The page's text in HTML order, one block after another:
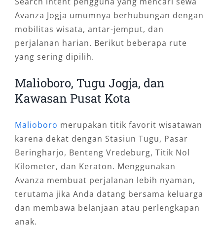
Avanza Jogja umumnya berhubungan dengan
mobilitas wisata, antar-jemput, dan
perjalanan harian. Berikut beberapa rute
yang sering dipilih.
Malioboro, Tugu Jogja, dan
Kawasan Pusat Kota
Malioboro merupakan titik favorit wisatawan
karena dekat dengan Stasiun Tugu, Pasar
Beringharjo, Benteng Vredeburg, Titik Nol
Kilometer, dan Keraton. Menggunakan
Avanza membuat perjalanan lebih nyaman,
terutama jika Anda datang bersama keluarga
dan membawa belanjaan atau perlengkapan
anak.